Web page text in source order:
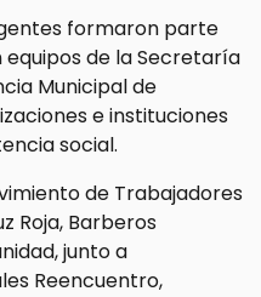
formaron parte
de la Secretaría
Municipal de
e instituciones
social.
de Trabajadores
Roja, Barberos
junto a
Reencuentro,